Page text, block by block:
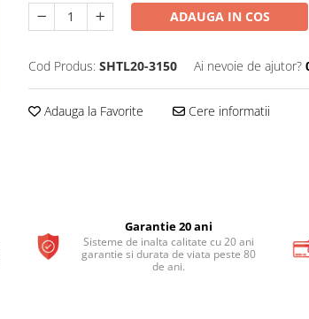
ADAUGA IN COS
Cod Produs: SHTL20-3150 Ai nevoie de ajutor?
Adauga la Favorite Cere informatii
Garantie 20 ani
Sisteme de inalta calitate cu 20 ani
garantie si durata de viata peste 80
de ani.